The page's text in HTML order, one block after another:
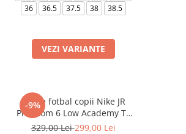
36
36.5 37.5 38 38.5
VEZI VARIANTE
-9%
Ghete fotbal copii Nike JR
Phantom 6 Low Academy TF
Erling Haaland
329,00 Lei299,00 Lei